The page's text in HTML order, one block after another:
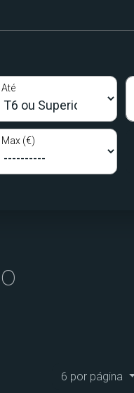
Até
Max (€)
6 por página